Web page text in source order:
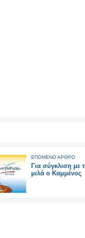
ΕΠΟΜΕΝΟ ΑΡΘΡΟ
Για σύγκλιση με
μιλά ο Καμμένος